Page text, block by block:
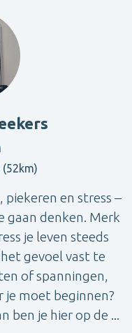
en stress –
gaan denken. Merk
je leven steeds
gevoel vast te
of spanningen,
je moet beginnen?
ben je hier op de ...